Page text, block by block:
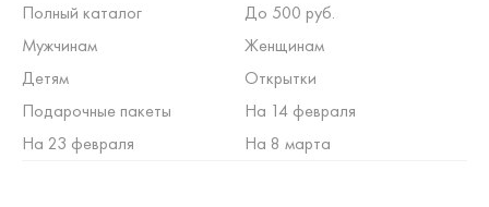
Полный каталог
До 500 руб.
Мужчинам
Женщинам
Детям
Открытки
Подарочные пакеты
На 14 февраля
На 23 февраля
На 8 марта